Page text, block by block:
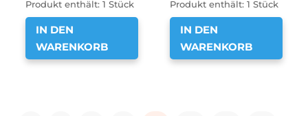
Produkt enthält: 1Stück
IN DEN
WARENKORB
Produkt enthält: 1Stück
IN DEN
WARENKORB